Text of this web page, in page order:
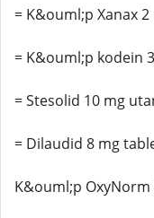
= K&ouml;p Xanax
= K&ouml;p kodein
= Stesolid 10 mg
= Dilaudid 8 mg
K&ouml;p